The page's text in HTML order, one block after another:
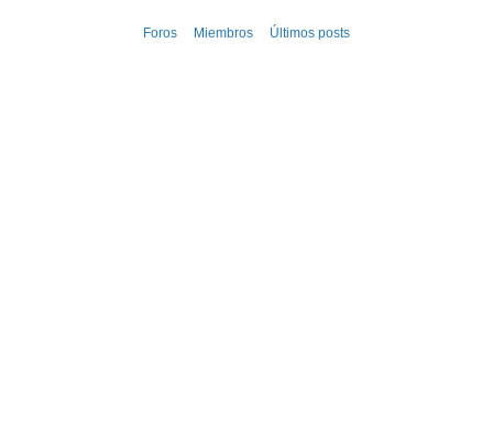
Foros Miembros Últimos posts